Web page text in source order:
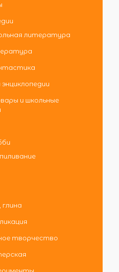
литература
и школьные
глина
творчество